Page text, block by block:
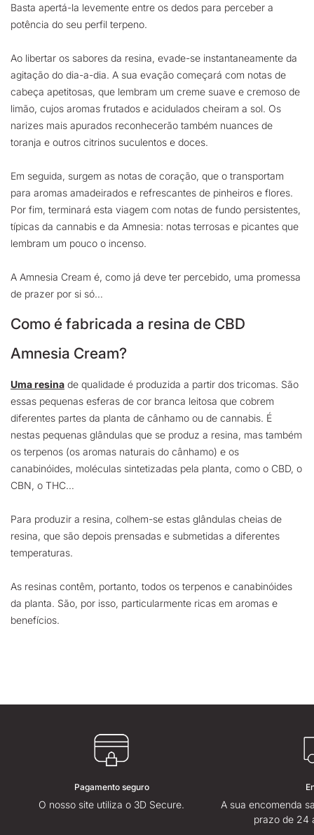
Basta apertá-la levemente entre os dedos para perceber a
potência do seu perfil terpeno.
Ao libertar os sabores da resina, evade-se instantaneamente da
agitação do dia-a-dia. A sua evação começará com notas de
cabeça apetitosas, que lembram um creme suave e cremoso de
limão, cujos aromas frutados e acidulados cheiram a sol. Os
narizes mais apurados reconhecerão também nuances de
toranja e outros citrinos suculentos e doces.
Em seguida, surgem as notas de coração, que o transportam
para aromas amadeirados e refrescantes de pinheiros e flores.
Por fim, terminará esta viagem com notas de fundo persistentes,
típicas da cannabis e da Amnesia: notas terrosas e picantes que
lembram um pouco o incenso.
A Amnesia Cream é, como já deve ter percebido, uma promessa
de prazer por si só…
Como é fabricada a resina de CBD
Amnesia Cream?
Uma resina de qualidade é produzida a partir dos tricomas. São
essas pequenas esferas de cor branca leitosa que cobrem
diferentes partes da planta de cânhamo ou de cannabis. É
nestas pequenas glândulas que se produz a resina, mas também
os terpenos (os aromas naturais do cânhamo) e os
canabinóides, moléculas sintetizadas pela planta, como o CBD, o
CBN, o THC…
Para produzir a resina, colhem-se estas glândulas cheias de
resina, que são depois prensadas e submetidas a diferentes
temperaturas.
As resinas contêm, portanto, todos os terpenos e canabinóides
da planta. São, por isso, particularmente ricas em aromas e
benefícios.
Pagamento seguro
O nosso site utiliza o 3D Secure.
A sua encomenda
prazo de 24